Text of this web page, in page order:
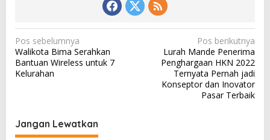
N
a
v
a
Pos sebelumnya
Walikota Bima Serahkan
Bantuan Wireless untuk 7
Kelurahan
Pos berikutnya
Lurah Mande Penerima
Penghargaan HKN 2022
Ternyata Pernah jadi
Konseptor dan Inovator
Pasar Terbaik
Jangan Lewatkan